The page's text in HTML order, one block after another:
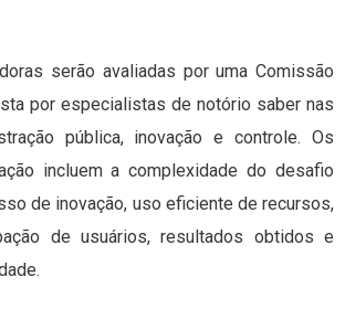
serão avaliadas por uma Comissão
por especialistas de notório saber nas
pública, inovação e controle. Os
incluem a complexidade do desafio
de inovação, uso eficiente de recursos,
de usuários, resultados obtidos e